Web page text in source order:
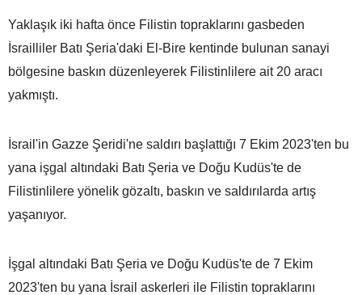
Yaklaşık iki hafta önce Filistin topraklarını gasbeden
İsrailliler Batı Şeria'daki El-Bire kentinde bulunan sanayi
bölgesine baskın düzenleyerek Filistinlilere ait 20 aracı
yakmıştı.
İsrail'in Gazze Şeridi'ne saldırı başlattığı 7 Ekim 2023'ten bu
yana işgal altındaki Batı Şeria ve Doğu Kudüs'te de
Filistinlilere yönelik gözaltı, baskın ve saldırılarda artış
yaşanıyor.
İşgal altındaki Batı Şeria ve Doğu Kudüs'te de 7 Ekim
2023'ten bu yana İsrail askerleri ile Filistin topraklarını